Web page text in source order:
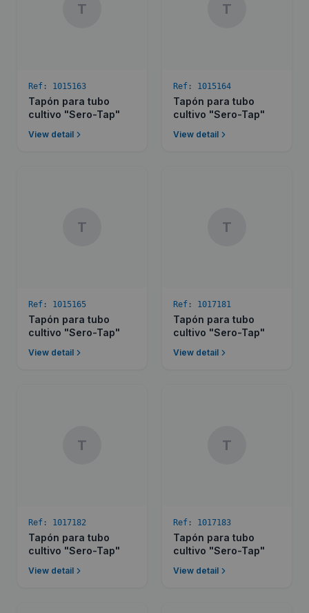
T
Ref: 1015163
Tapón para tubo
cultivo "Sero-Tap"
View detail
T
Ref: 1015164
Tapón para tubo
cultivo "Sero-Tap"
View detail
T
Ref: 1015165
Tapón para tubo
cultivo "Sero-Tap"
View detail
T
Ref: 1017181
Tapón para tubo
cultivo "Sero-Tap"
View detail
T
Ref: 1017182
Tapón para tubo
cultivo "Sero-Tap"
View detail
T
Ref: 1017183
Tapón para tubo
cultivo "Sero-Tap"
View detail